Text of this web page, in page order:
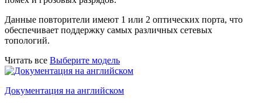
Данные повторители имеют 1 или 2 оптических порта, что
обеспечивает поддержку самых различных сетевых
топологий.
Читать все Выберите модель
Документация на английском